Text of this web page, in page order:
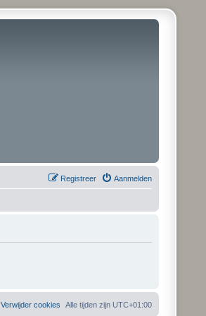
Aanmelden
Registreer
Alle tijden zijn UTC+01:00
Verwijder cookies